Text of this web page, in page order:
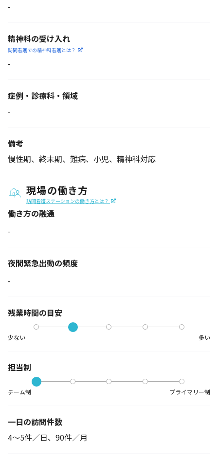
-
精神科の受け入れ
訪問看護での精神科看護とは？
-
症例・診療科・ 領域
-
備考
慢性期、終末期、難病、小児、精神科対応
現場の働き方
訪問看護ステーションの働き方とは？
働き方の融通
-
夜間緊急出動の頻度
-
残業時間の目安
少ない 多い
担当制
チーム制 プライマリー制
一日の訪問件数
4～5件／日、90件／月